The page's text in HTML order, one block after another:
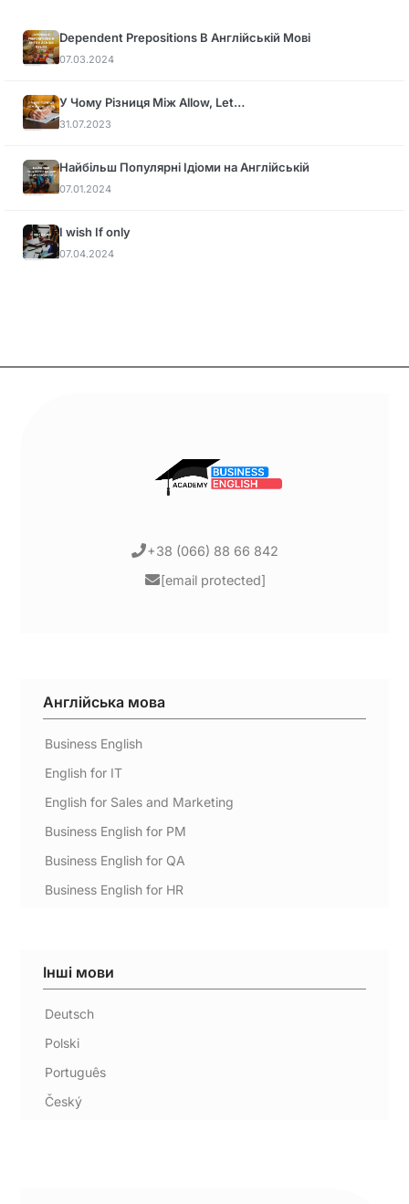
Dependent Prepositions В Англійській Мові
07.03.2024
У Чому Різниця Між Allow, Let…
31.07.2023
Найбільш Популярні Ідіоми на Англійській
07.01.2024
I wish If only
07.04.2024
+38 (066) 88 66 842
[email protected]
Англійська мова
Business English
English for IT
English for Sales and Marketing
Business English for PM
Business English for QA
Business English for HR
Інші мови
Deutsch
Polski
Português
Český